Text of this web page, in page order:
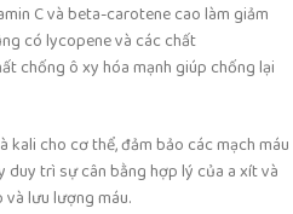
C và beta-carotene cao làm giảm
có lycopene và các chất
chống ô xy hóa mạnh giúp chống lại
kali cho cơ thể, đảm bảo các mạch máu
duy trì sự cân bằng hợp lý của a xít và
lưu lượng máu.